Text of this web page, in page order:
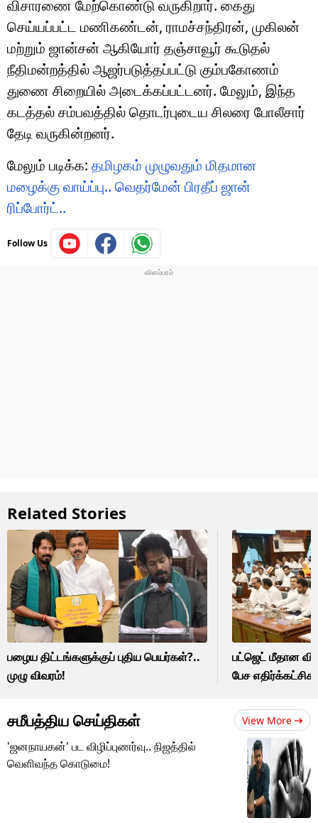
விசாரணை மேற்கொண்டு வருகிறார். கைது
செய்யப்பட்ட மணிகண்டன், ராமச்சந்திரன், முகிலன்
மற்றும் ஜான்சன் ஆகியோர் தஞ்சாவூர் கூடுதல்
நீதிமன்றத்தில் ஆஜர்படுத்தப்பட்டு கும்பகோணம்
துணை சிறையில் அடைக்கப்பட்டனர். மேலும், இந்த
கடத்தல் சம்பவத்தில் தொடர்புடைய சிலரை போலீசார்
தேடி வருகின்றனர்.
மேலும் படிக்க: தமிழகம் முழுவதும் மிதமான
மழைக்கு வாய்ப்பு.. வெதர்மேன் பிரதீப் ஜான்
ரிப்போர்ட்..
Follow Us
Related Stories
பழைய திட்டங்களுக்குப் புதிய பெயர்கள்?..
முழு விவரம்!
பட்ஜெட் மீதான
பேச
சமீபத்திய செய்திகள் View More
'ஜனநாயகன்' பட விழிப்புணர்வு.. நிஜத்தில்
வெளிவந்த கொடுமை!